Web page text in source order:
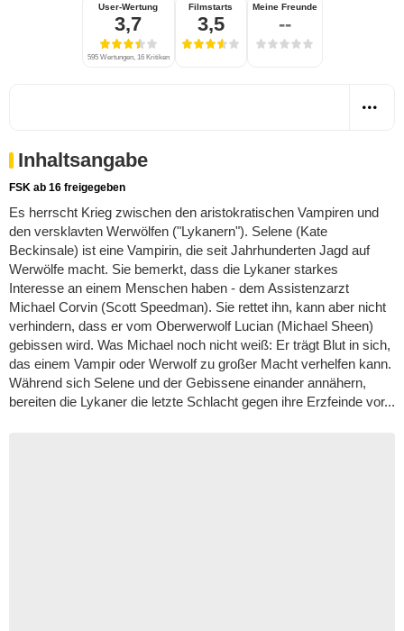
User-Wertung
3,7
595 Wertungen, 16 Kritiken
Filmstarts
3,5
Meine Freunde
--
Inhaltsangabe
FSK ab 16 freigegeben
Es herrscht Krieg zwischen den aristokratischen Vampiren und
den versklavten Werwölfen ("Lykanern"). Selene (Kate
Beckinsale) ist eine Vampirin, die seit Jahrhunderten Jagd auf
Werwölfe macht. Sie bemerkt, dass die Lykaner starkes
Interesse an einem Menschen haben - dem Assistenzarzt
Michael Corvin (Scott Speedman). Sie rettet ihn, kann aber nicht
verhindern, dass er vom Oberwerwolf Lucian (Michael Sheen)
gebissen wird. Was Michael noch nicht weiß: Er trägt Blut in sich,
das einem Vampir oder Werwolf zu großer Macht verhelfen kann.
Während sich Selene und der Gebissene einander annähern,
bereiten die Lykaner die letzte Schlacht gegen ihre Erzfeinde vor...